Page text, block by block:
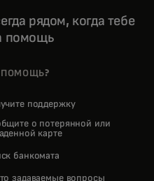
рядом, когда тебе
помощь
ПОМОЩЬ?
поддержку
о потерянной или
карте
банкомата
задаваемые вопросы